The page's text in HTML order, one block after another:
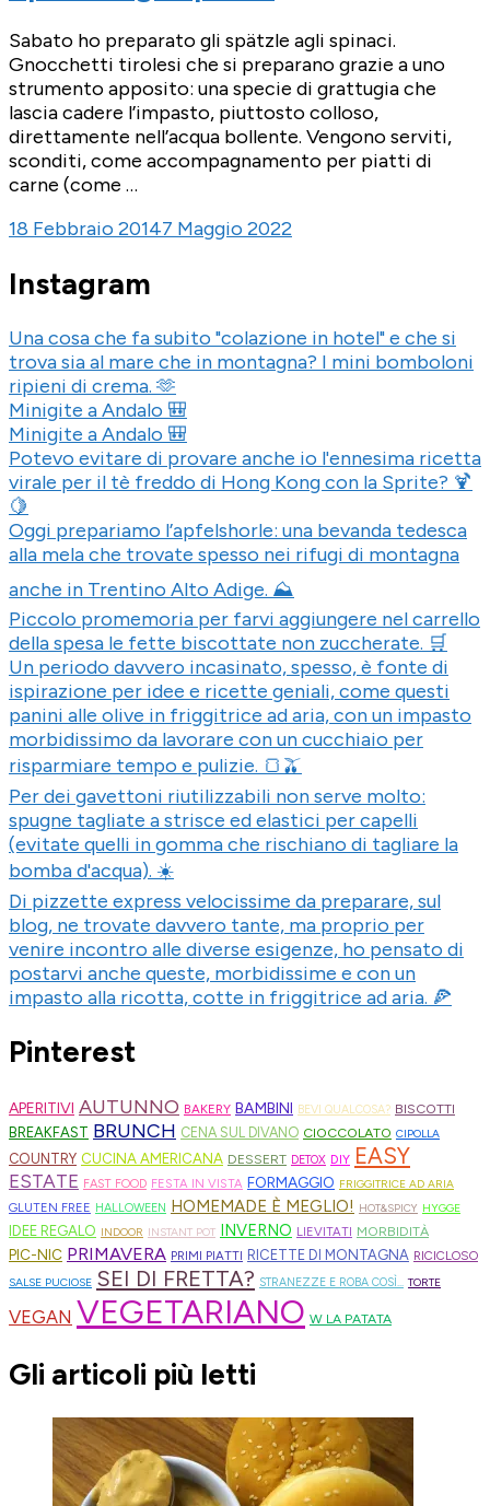
Sabato ho preparato gli spätzle agli spinaci.
Gnocchetti tirolesi che si preparano grazie a uno
strumento apposito: una specie di grattugia che
lascia cadere l’impasto, piuttosto colloso,
direttamente nell’acqua bollente. Vengono serviti,
sconditi, come accompagnamento per piatti di
carne (come …
18 Febbraio 20147 Maggio 2022
Instagram
Una cosa che fa subito "colazione in hotel" e che si
trova sia al mare che in montagna? I mini bomboloni
ripieni di crema. 🫶
Minigite a Andalo 🎒
Minigite a Andalo 🎒
Potevo evitare di provare anche io l'ennesima ricetta
virale per il tè freddo di Hong Kong con la Sprite? 🍹
🍋
Oggi prepariamo l’apfelshorle: una bevanda tedesca
alla mela che trovate spesso nei rifugi di montagna
anche in Trentino Alto Adige. ⛰️
Piccolo promemoria per farvi aggiungere nel carrello
della spesa le fette biscottate non zuccherate. 🛒
Un periodo davvero incasinato, spesso, è fonte di
ispirazione per idee e ricette geniali, come questi
panini alle olive in friggitrice ad aria, con un impasto
morbidissimo da lavorare con un cucchiaio per
risparmiare tempo e pulizie. 🍞🫒
Per dei gavettoni riutilizzabili non serve molto:
spugne tagliate a strisce ed elastici per capelli
(evitate quelli in gomma che rischiano di tagliare la
bomba d'acqua). ☀️
Di pizzette express velocissime da preparare, sul
blog, ne trovate davvero tante, ma proprio per
venire incontro alle diverse esigenze, ho pensato di
postarvi anche queste, morbidissime e con un
impasto alla ricotta, cotte in friggitrice ad aria. 🍕
Pinterest
APERITIVI AUTUNNO BAKERY BAMBINI BEVI QUALCOSA? BISCOTTI
BREAKFAST BRUNCH CENA SUL DIVANO CIOCCOLATO CIPOLLA
COUNTRY CUCINA AMERICANA DESSERT DETOX DIY EASY
ESTATE FAST FOOD FESTA IN VISTA FORMAGGIO FRIGGITRICE AD ARIA
GLUTEN FREE HALLOWEEN HOMEMADE È MEGLIO! HOT&SPICY HYGGE
IDEE REGALO INDOOR INSTANT POT INVERNO LIEVITATI MORBIDITÀ
PIC-NIC PRIMAVERA PRIMI PIATTI RICETTE DI MONTAGNA RICICLOSO
SALSE PUCIOSE SEI DI FRETTA? STRANEZZE E ROBA COSÌ... TORTE
VEGAN VEGETARIANO W LA PATATA
Gli articoli più letti